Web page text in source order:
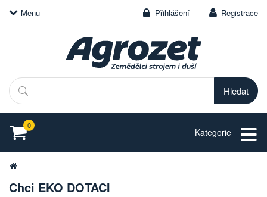
Menu Přihlášení Registrace
Hledat
0
Kategorie
Chci EKO DOTACI